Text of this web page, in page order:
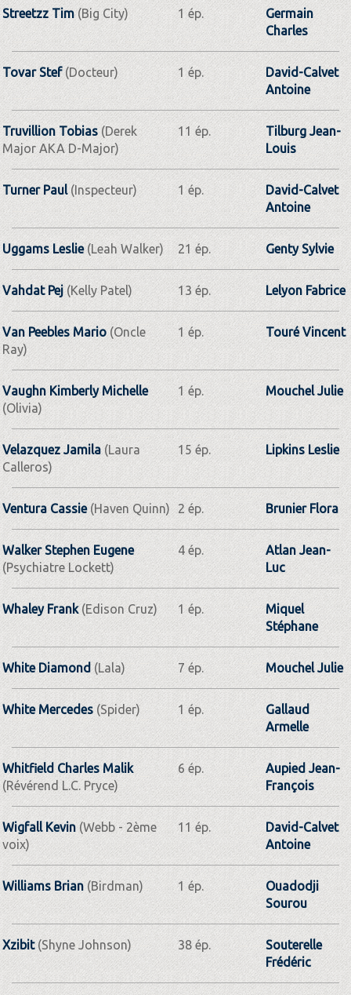
Streetzz Tim(Big City) 1 ép.
Germain
Charles
Tovar Stef(Docteur) 1 ép.
David-Calvet
Antoine
Truvillion Tobias (Derek
Major AKA D-Major)
11 ép.
Tilburg Jean-
Louis
Turner Paul (Inspecteur) 1 ép.
David-Calvet
Antoine
Uggams Leslie(Leah Walker) 21 ép. Genty Sylvie
Vahdat Pej(Kelly Patel) 13 ép. Lelyon Fabrice
Van Peebles Mario(Oncle
Ray)
1 ép. Touré Vincent
Vaughn Kimberly Michelle
(Olivia)
1 ép. Mouchel Julie
Velazquez Jamila(Laura
Calleros)
15 ép. Lipkins Leslie
Ventura Cassie(Haven Quinn) 2 ép. Brunier Flora
Walker Stephen Eugene
(Psychiatre Lockett)
4 ép.
Atlan Jean-
Luc
Whaley Frank(Edison Cruz) 1 ép.
Miquel
Stéphane
White Diamond(Lala) 7 ép. Mouchel Julie
White Mercedes (Spider) 1 ép.
Gallaud
Armelle
Whitfield Charles Malik
(Révérend L.C. Pryce)
6 ép.
Aupied Jean-
François
Wigfall Kevin(Webb - 2ème
voix)
11 ép.
David-Calvet
Antoine
Williams Brian (Birdman) 1 ép.
Ouadodji
Sourou
Xzibit(Shyne Johnson) 38 ép.
Souterelle
Frédéric